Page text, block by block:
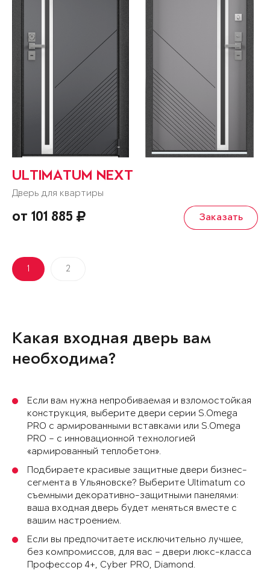
ULTIMATUM NEXT
Дверь для квартиры
от 101 885 Заказать
1 2
Какая входная дверь вам
необходима?
Если вам нужна непробиваемая и взломостойкая
конструкция, выберите двери серии S.Omega
PRO с армированными вставками или S.Omega
PRO – с инновационной технологией
«армированный теплобетон».
Подбираете красивые защитные двери бизнес-
сегмента в Ульяновске? Выберите Ultimatum со
съемными декоративно-защитными панелями:
ваша входная дверь будет меняться вместе с
вашим настроением.
Если вы предпочитаете исключительно лучшее,
без компромиссов, для вас – двери люкс-класса
Профессор 4+, Cyber PRO, Diamond.